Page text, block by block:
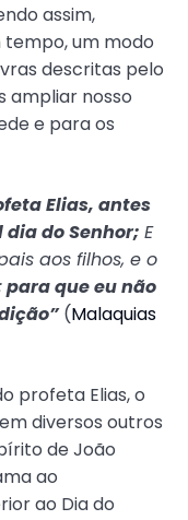
assim,
um modo
descritas pelo
ampliar nosso
e para os
Elias, antes
do Senhor; E
aos filhos, e o
para que eu não
(Malaquias
Elias, o
diversos outros
de João
ao
ao Dia do